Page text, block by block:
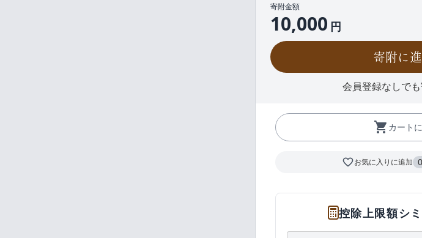
寄附金額
10,000 円
寄附に
会員登録なしで
shopping_cart カート
favorite_borderお気に入りに追加
控除上限額シ